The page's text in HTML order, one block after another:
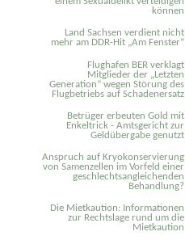
können
Land Sachsen verdient nicht
mehr am DDR-Hit „Am Fenster“
Flughafen BER verklagt
Mitglieder der „Letzten
Generation“ wegen Störung des
Flugbetriebs auf Schadenersatz
Betrüger erbeuten Gold mit
Enkeltrick - Amtsgericht zur
Geldübergabe genutzt
Anspruch auf Kryokonservierung
von Samenzellen im Vorfeld einer
geschlechtsangleichenden
Behandlung?
Die Mietkaution: Informationen
zur Rechtslage rund um die
Mietkaution